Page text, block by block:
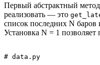
Первый абстрактный
реализовать — это
список последних N баров
Установка N = 1
# data.py